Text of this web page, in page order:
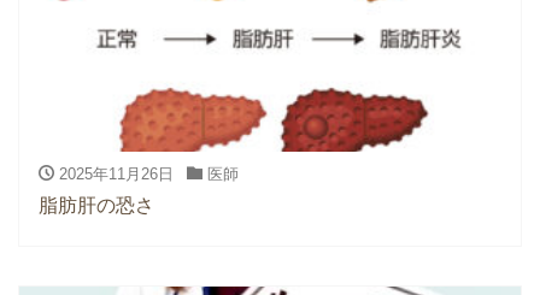
2025年11月26日 医師
脂肪肝の恐さ